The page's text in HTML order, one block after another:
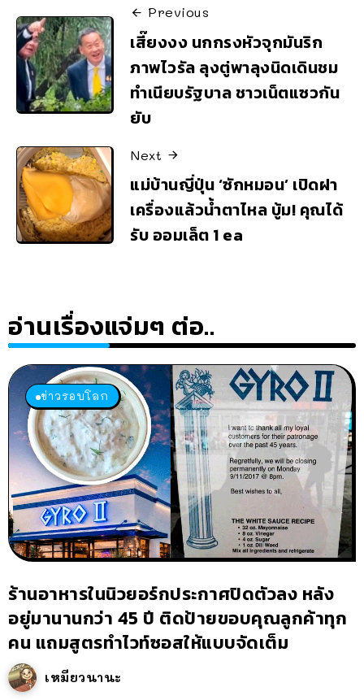
Previous
เสี๊ยงงง นกกรงหัวจุกมันริก
ภาพไวรัล ลุงตู่พาลุงนิดเดินชม
ทำเนียบรัฐบาล ชาวเน็ตแซวกัน
ยับ
Next
แม่บ้านญี่ปุ่น ‘ซักหมอน’ เปิดฝา
เครื่องแล้วน้ำตาไหล บู้ม! คุณได้
รับ ออมเล็ต 1 ea
อ่านเรื่องแจ่มๆ ต่อ..
ข่าวรอบโลก
ร้านอาหารในนิวยอร์กประกาศปิดตัวลง หลัง
อยู่มานานกว่า 45 ปี ติดป้ายขอบคุณลูกค้าทุก
คน แถมสูตรทำไวท์ซอสให้แบบจัดเต็ม
เหมียวนานะ